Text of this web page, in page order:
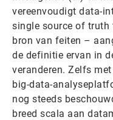
vereenvoudigt data-
single source of truth
bron van feiten –
de definitie ervan in
veranderen. Zelfs
big-data-
nog steeds
breed scala aan